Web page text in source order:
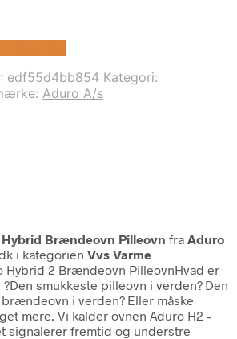
edf55d4bb854 Kategori:
Aduro A/s
Brændeovn Pilleovn fra Aduro
i kategorien Vvs Varme
Hybrid 2 Brændeovn PilleovnHvad er
smukkeste pilleovn i verden? Den
i verden? Eller måske
mere. Vi kalder ovnen Aduro H2 –
signalerer fremtid og understre